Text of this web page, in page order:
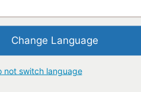
innovare, e
come farlo
con la pinsa
Durante i mesi estivi, i
Change Language
not switch language